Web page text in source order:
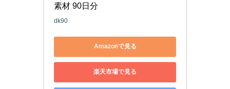
素材 90日分
dk90
Amazonで見る
楽天市場で見る